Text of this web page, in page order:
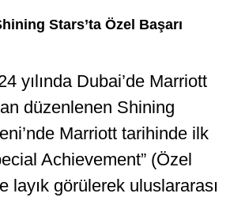
Stars’ta Özel Başarı
yılında Dubai’de Marriott
düzenlenen Shining
Marriott tarihinde ilk
Achievement” (Özel
layık görülerek uluslararası